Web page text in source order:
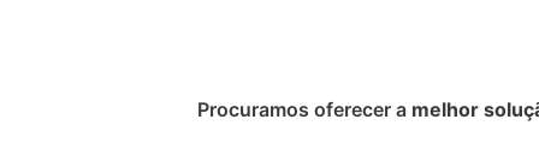
Procuramos oferecer a melhor